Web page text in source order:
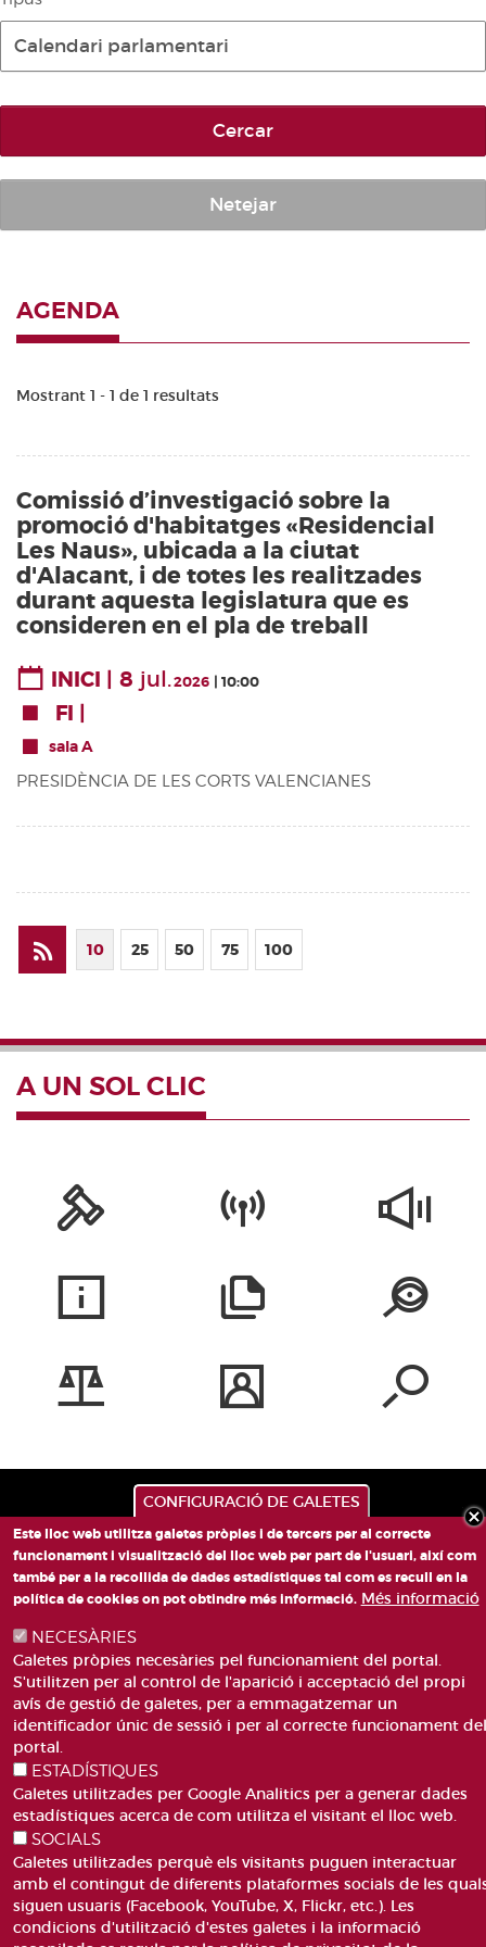
Diari de la Diputació Permanent
Informe BOC
Anuari de Dret Parlamentari
Calendari parlamentari
Cercar
Netejar
AGENDA
Mostrant 1 - 1 de 1 resultats
Comissió d’investigació sobre la
promoció d'habitatges «Residencial
Les Naus», ubicada a la ciutat
d'Alacant, i de totes les realitzades
durant aquesta legislatura que es
consideren en el pla de treball
INICI 8 jul.2026 10:00
FI
sala A
PRESIDÈNCIA DE LES CORTS VALENCIANES
10 25 50 75 100
A UN SOL CLIC
PLAÇA DE SANT LLORENÇ, 4 VALÈNCIA 46003
TELÈFON: 963188000
CORREU
Pie
de
página
ACCESIBILITAT
AVÍS LEGAL
CANAL DE DENÚNCIES
CONTACTEU
GLOSSARI
PREGUNTES FREQÜENTS
MAPA WEB
POLÍTICA DE GALETES
CONFIGURACIÓ DE GALETES
Este lloc web utilitza galetes pròpies i de tercers per al correcte
funcionament i visualització del lloc web per part de l'usuari, així com
també per a la recollida de dades estadístiques tal com es recull en la
política de cookies on pot obtindre més informació. Més informació
NECESÀRIES
Galetes pròpies necesàries pel funcionamient del portal.
S'utilitzen per al control de l'aparició i acceptació del propi
avís de gestió de galetes, per a emmagatzemar un
identificador únic de sessió i per al correcte funcionament del
portal.
ESTADÍSTIQUES
Galetes utilitzades per Google Analitics per a generar dades
estadístiques acerca de com utilitza el visitant el lloc web.
SOCIALS
Galetes utilitzades perquè els visitants puguen interactuar
amb el contingut de diferents plataformes socials de les
siguen usuaris (Facebook, YouTube, X, Flickr, etc.). Les
condicions d'utilització d'estes galetes i la informació